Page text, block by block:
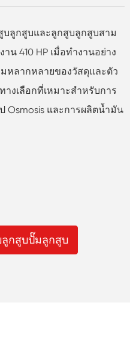
ลูกสูบและลูกสูบลูกสูบสาม
น 410 HP เมื่อทำงานอย่าง
หลากหลายของวัสดุและตัว
งเลือกที่เหมาะสำหรับการ
Osmosis และการผลิตน้ำมัน
ลูกสูบปั๊มลูกสูบ